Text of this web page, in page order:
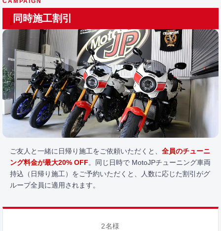
同時施工割引
ご友人と一緒に日帰り施工をご依頼いただくと、 全員のチューニ
ング料金が最大20% OFF。同じ日時で MotoJPチューニング車両
持込（日帰り施工）をご予約いただくと、人数に応じた割引がグ
ループ全員に適用されます。
2名様